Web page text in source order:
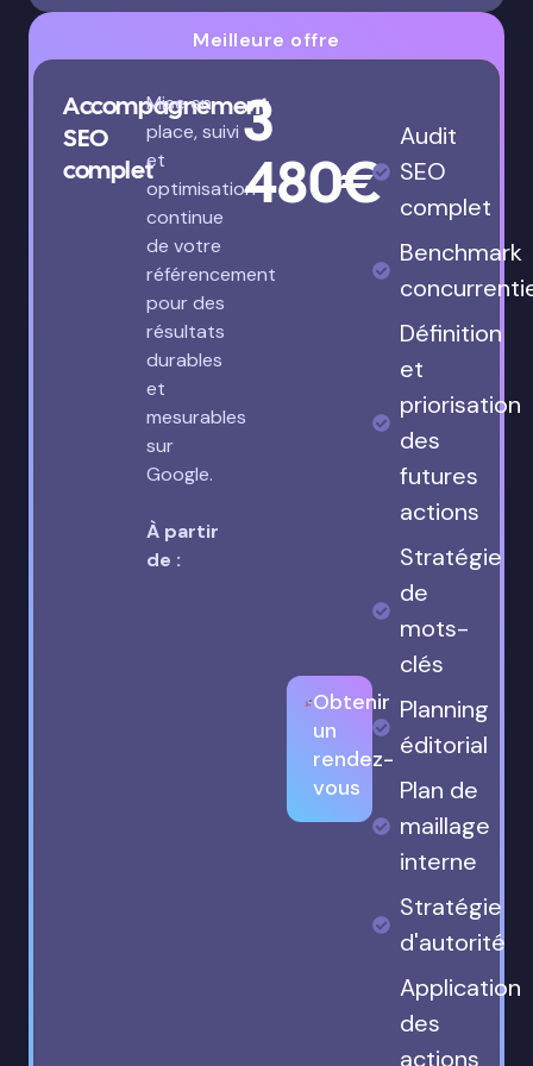
Meilleure offre
Accompagnement
SEO
complet
Mise en
place, suivi
et
optimisation
continue
de votre
référencement
pour des
résultats
durables
et
mesurables
sur
Google.
À partir
de :
3
480€
Obtenir
un
rendez-
vous
Audit
SEO
complet
Benchmark
Définition
et
priorisation
des
futures
actions
Stratégie
de
mots-
clés
Planning
éditorial
Plan de
maillage
interne
Stratégie
d'autorité
Application
des
actions